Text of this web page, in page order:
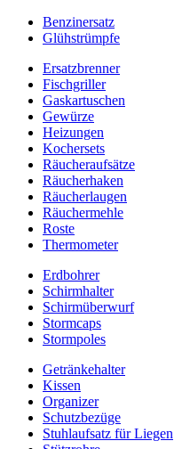
Benzinersatz
Glühstrümpfe
Ersatzbrenner
Fischgriller
Gaskartuschen
Gewürze
Heizungen
Kochersets
Räucheraufsätze
Räucherhaken
Räucherlaugen
Räuchermehle
Roste
Thermometer
Erdbohrer
Schirmhalter
Schirmüberwurf
Stormcaps
Stormpoles
Getränkehalter
Kissen
Organizer
Schutzbezüge
Stuhlaufsatz für Liegen